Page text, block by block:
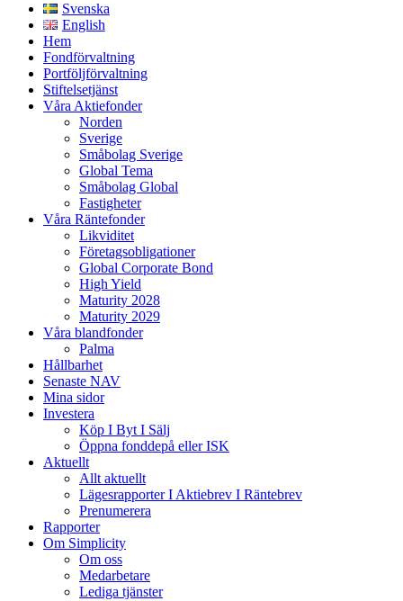
Svenska
English
Hem
Fondförvaltning
Portföljförvaltning
Stiftelsetjänst
Våra Aktiefonder
Norden
Sverige
Småbolag Sverige
Global Tema
Småbolag Global
Fastigheter
Våra Räntefonder
Likviditet
Företagsobligationer
Global Corporate Bond
High Yield
Maturity 2028
Maturity 2029
Våra blandfonder
Palma
Hållbarhet
Senaste NAV
Mina sidor
Investera
Köp I Byt I Sälj
Öppna fonddepå eller ISK
Aktuellt
Allt aktuellt
Lägesrapporter I Aktiebrev I Räntebrev
Prenumerera
Rapporter
Om Simplicity
Om oss
Medarbetare
Lediga tjänster